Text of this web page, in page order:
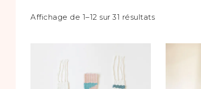
Affichage de 1–12 sur 31 résultats